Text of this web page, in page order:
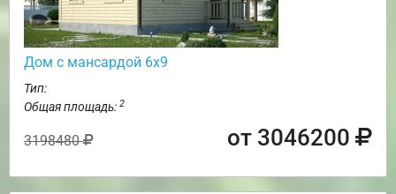
Дом с мансардой 6х9
Тип:
Общая площадь: 2
3198480 от 3046200